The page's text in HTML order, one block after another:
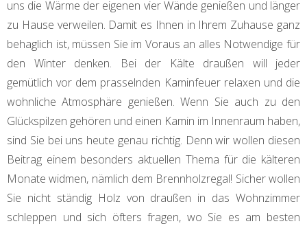
uns die Wärme der eigenen vier Wände genießen und länger
zu Hause verweilen. Damit es Ihnen in Ihrem Zuhause ganz
behaglich ist, müssen Sie im Voraus an alles Notwendige für
den Winter denken. Bei der Kälte draußen will jeder
gemütlich vor dem prasselnden Kaminfeuer relaxen und die
wohnliche Atmosphäre genießen. Wenn Sie auch zu den
Glückspilzen gehören und einen Kamin im Innenraum haben,
sind Sie bei uns heute genau richtig. Denn wir wollen diesen
Beitrag einem besonders aktuellen Thema für die kälteren
Monate widmen, nämlich dem Brennholzregal! Sicher wollen
Sie nicht ständig Holz von draußen in das Wohnzimmer
schleppen und sich öfters fragen, wo Sie es am besten